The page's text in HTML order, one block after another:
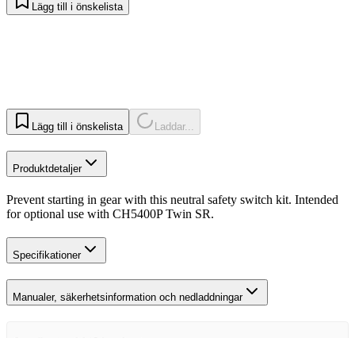
Lägg till i önskelista
Lägg till i önskelista Laddar...
Produktdetaljer
Prevent starting in gear with this neutral safety switch kit. Intended
for optional use with CH5400P Twin SR.
Specifikationer
Manualer, säkerhetsinformation och nedladdningar